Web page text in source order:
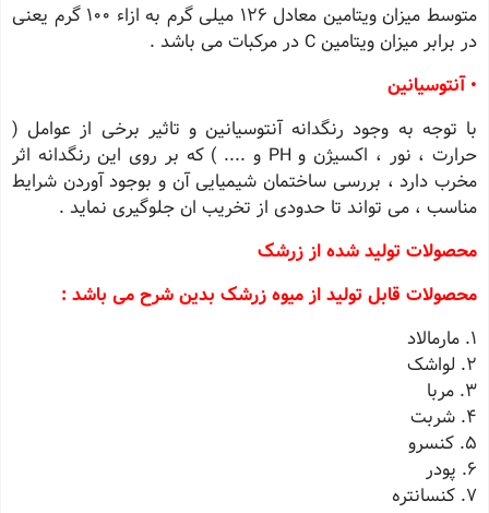
متوسط میزان ویتامین معادل 126 میلی گرم به ازاء 100 گرم یعنی
در برابر میزان ویتامین C در مرکبات می باشد .
• آنتوسیانین
با توجه به وجود رنگدانه آنتوسیانین و تاثیر برخی از عوامل (
حرارت ، نور ، اکسیژن و PH و .... ) که بر روی این رنگدانه اثر
مخرب دارد ، بررسی ساختمان شیمیایی آن و بوجود آوردن شرایط
مناسب ، می تواند تا حدودی از تخریب ان جلوگیری نماید .
محصولات تولید شده از زرشک
محصولات قابل تولید از میوه زرشک بدین شرح می باشد :
1. مارمالاد
2. لواشک
3. مربا
4. شربت
5. کنسرو
6. پودر
7. کنسانتره